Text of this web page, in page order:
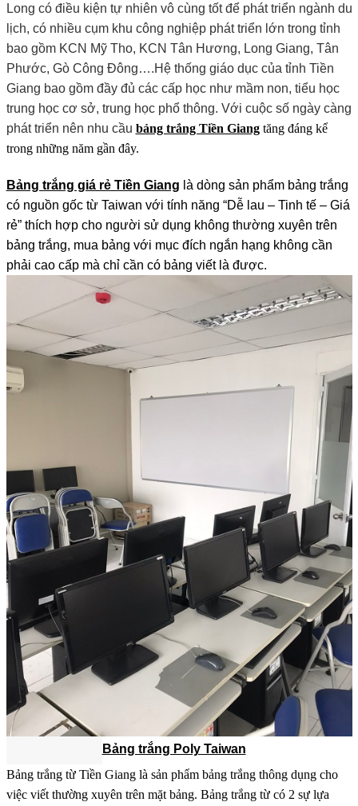
Long có điều kiện tự nhiên vô cùng tốt để phát triển ngành du
lịch, có nhiều cụm khu công nghiệp phát triển lớn trong tỉnh
bao gồm KCN Mỹ Tho, KCN Tân Hương, Long Giang, Tân
Phước, Gò Công Đông….Hệ thống giáo dục của tỉnh Tiền
Giang bao gồm đầy đủ các cấp học như mầm non, tiểu học
trung học cơ sở, trung học phổ thông. Với cuộc số ngày càng
phát triển nên nhu cầu bảng trắng Tiền Giangtăng đáng kể
trong những năm gần đây.
Bảng trắng giá rẻ Tiền Giang là dòng sản phẩm bảng trắng
có nguồn gốc từ Taiwan với tính năng “Dễ lau – Tinh tế – Giá
rẻ” thích hợp cho người sử dụng không thường xuyên trên
bảng trắng, mua bảng với mục đích ngắn hạng không cần
phải cao cấp mà chỉ cần có bảng viết là được.
Bảng trắng Poly Taiwan
Bảng trắng từ Tiền Giang là sản phẩm bảng trắng thông dụng cho
việc viết thường xuyên trên mặt bảng. Bảng trắng từ có 2 sự lựa